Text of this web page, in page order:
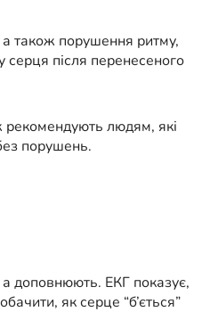
також порушення ритму,
серця після перенесеного
рекомендують людям, які
порушень.
доповнюють. ЕКГ показує,
як серце “б’ється”